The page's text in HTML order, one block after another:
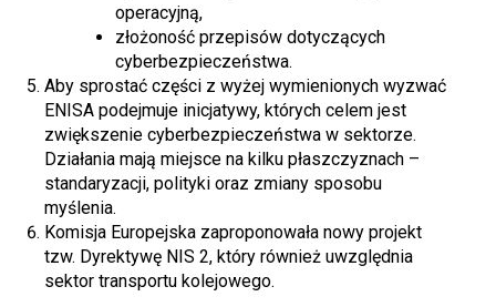
operacyjną,
złożoność przepisów dotyczących
cyberbezpieczeństwa.
Aby sprostać części z wyżej wymienionych wyzwać
ENISA podejmuje inicjatywy, których celem jest
zwiększenie cyberbezpieczeństwa w sektorze.
Działania mają miejsce na kilku płaszczyznach –
standaryzacji, polityki oraz zmiany sposobu
myślenia.
Komisja Europejska zaproponowała nowy projekt
tzw. Dyrektywę NIS 2, który również uwzględnia
sektor transportu kolejowego.